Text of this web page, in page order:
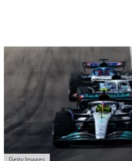
Getty Images